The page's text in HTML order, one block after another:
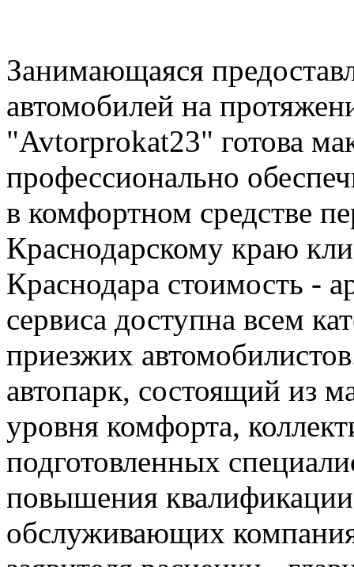
Занимающаяся
автомобилей на
"Avtorprokat23" готова
профессионально
в комфортном средстве
Краснодарскому краю
Краснодара стоимость -
сервиса доступна всем
приезжих
автопарк, состоящий из
уровня комфорта,
подготовленных
повышения
обслуживающих